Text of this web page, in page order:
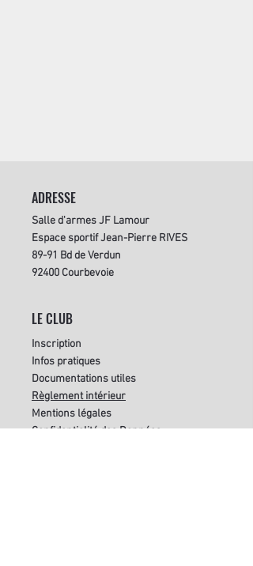
ADRESSE
Salle d'armes JF Lamour
Espace sportif Jean-Pierre RIVES
89-91 Bd de Verdun
92400 Courbevoie
LE CLUB
Inscription
Infos pratiques
Documentations utiles
Règlement intérieur
Mentions légales
Confidentialité des Données